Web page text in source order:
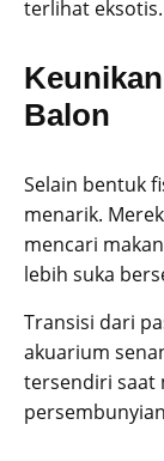
terlihat eksotis.
Balon
Selain bentuk
menarik.
mencari
lebih suka
Transisi dari
akuarium
tersendiri saat